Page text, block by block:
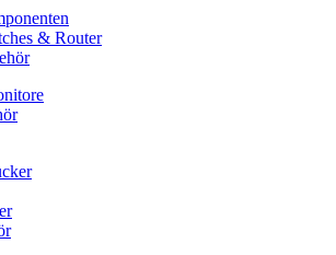
& Router